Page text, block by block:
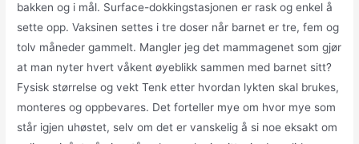
bakken og i mål. Surface-dokkingstasjonen er rask og enkel å
sette opp. Vaksinen settes i tre doser når barnet er tre, fem og
tolv måneder gammelt. Mangler jeg det mammagenet som gjør
at man nyter hvert våkent øyeblikk sammen med barnet sitt?
Fysisk størrelse og vekt Tenk etter hvordan lykten skal brukes,
monteres og oppbevares. Det forteller mye om hvor mye som
står igjen uhøstet, selv om det er vanskelig å si noe eksakt om